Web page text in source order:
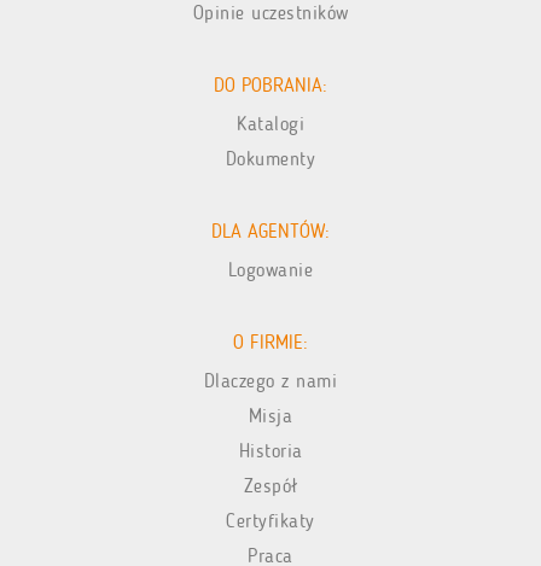
Opinie uczestników
DO POBRANIA:
Katalogi
Dokumenty
DLA AGENTÓW:
Logowanie
O FIRMIE:
Dlaczego z nami
Misja
Historia
Zespół
Certyfikaty
Praca